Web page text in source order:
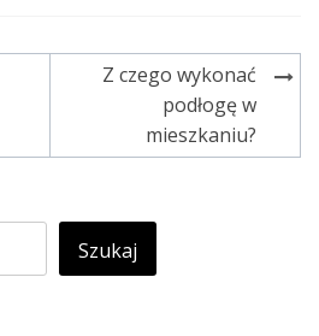
Z czego wykonać
podłogę w
mieszkaniu?
Szukaj